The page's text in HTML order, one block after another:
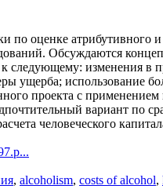
оценке атрибутивного
Обсуждаются
изменения в
ущерба; использование
проекта с применением
вариант по
человеческого
, alcoholism, costs of alcohol,